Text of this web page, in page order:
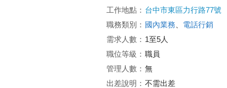
工作地點： 台中市東區力行路77號
職務類別： 國內業務
電話行銷
需求人數： 1至5人
職位等級： 職員
管理人數： 無
出差說明： 不需出差